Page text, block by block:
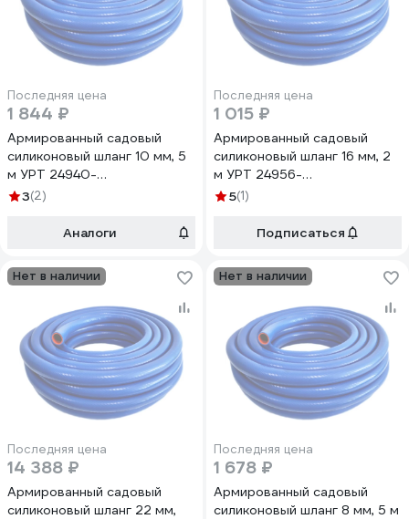
Последняя цена
1 844 ₽
Армированный садовый
силиконовый шланг 10 мм, 5
м УРТ 24940-
рукав*сил*арм*10мм*5м
3(2)
Аналоги
Последняя цена
1 015 ₽
Армированный садовый
силиконовый шланг 16 мм, 2
м УРТ 24956-
рукав*сил*арм*16мм*2м
5(1)
Подписаться
Нет в наличии
Последняя цена
14 388 ₽
Армированный садовый
силиконовый шланг 22 мм,
Нет в наличии
Последняя цена
1 678 ₽
Армированный садовый
силиконовый шланг 8 мм, 5 м